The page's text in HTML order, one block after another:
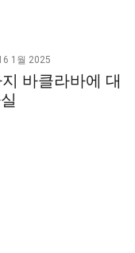
1월 2025
바클라바에 대